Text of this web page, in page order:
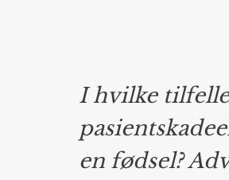
I hvilke
en fødsel?